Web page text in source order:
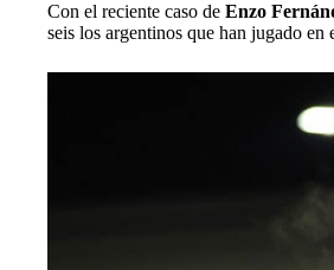
Con el reciente caso de Enzo
seis los argentinos que han jugado en